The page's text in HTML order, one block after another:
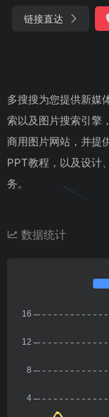
链接直达
多搜搜为您提供新媒
索以及图片搜索引擎
商用图片网站，并提
PPT教程，以及设计
务。
数据统计